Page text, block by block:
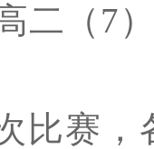
二（ 7
比赛